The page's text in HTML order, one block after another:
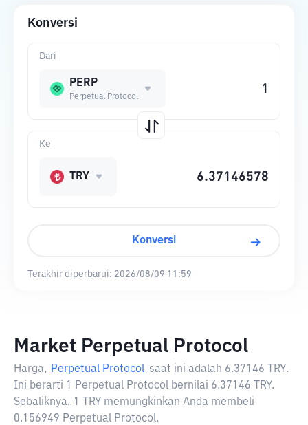
Konversi
Dari
PERP
Perpetual Protocol
Ke
TRY
Konversi
Terakhir diperbarui: 2026/08/09 11:59
Market Perpetual Protocol
Harga, Perpetual Protocol saat ini adalah 6.37146 TRY.
Ini berarti 1 Perpetual Protocol bernilai 6.37146 TRY.
Sebaliknya, 1 TRY memungkinkan Anda membeli
0.156949 Perpetual Protocol.